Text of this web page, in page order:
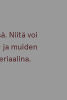
Niitä voi
ja muiden